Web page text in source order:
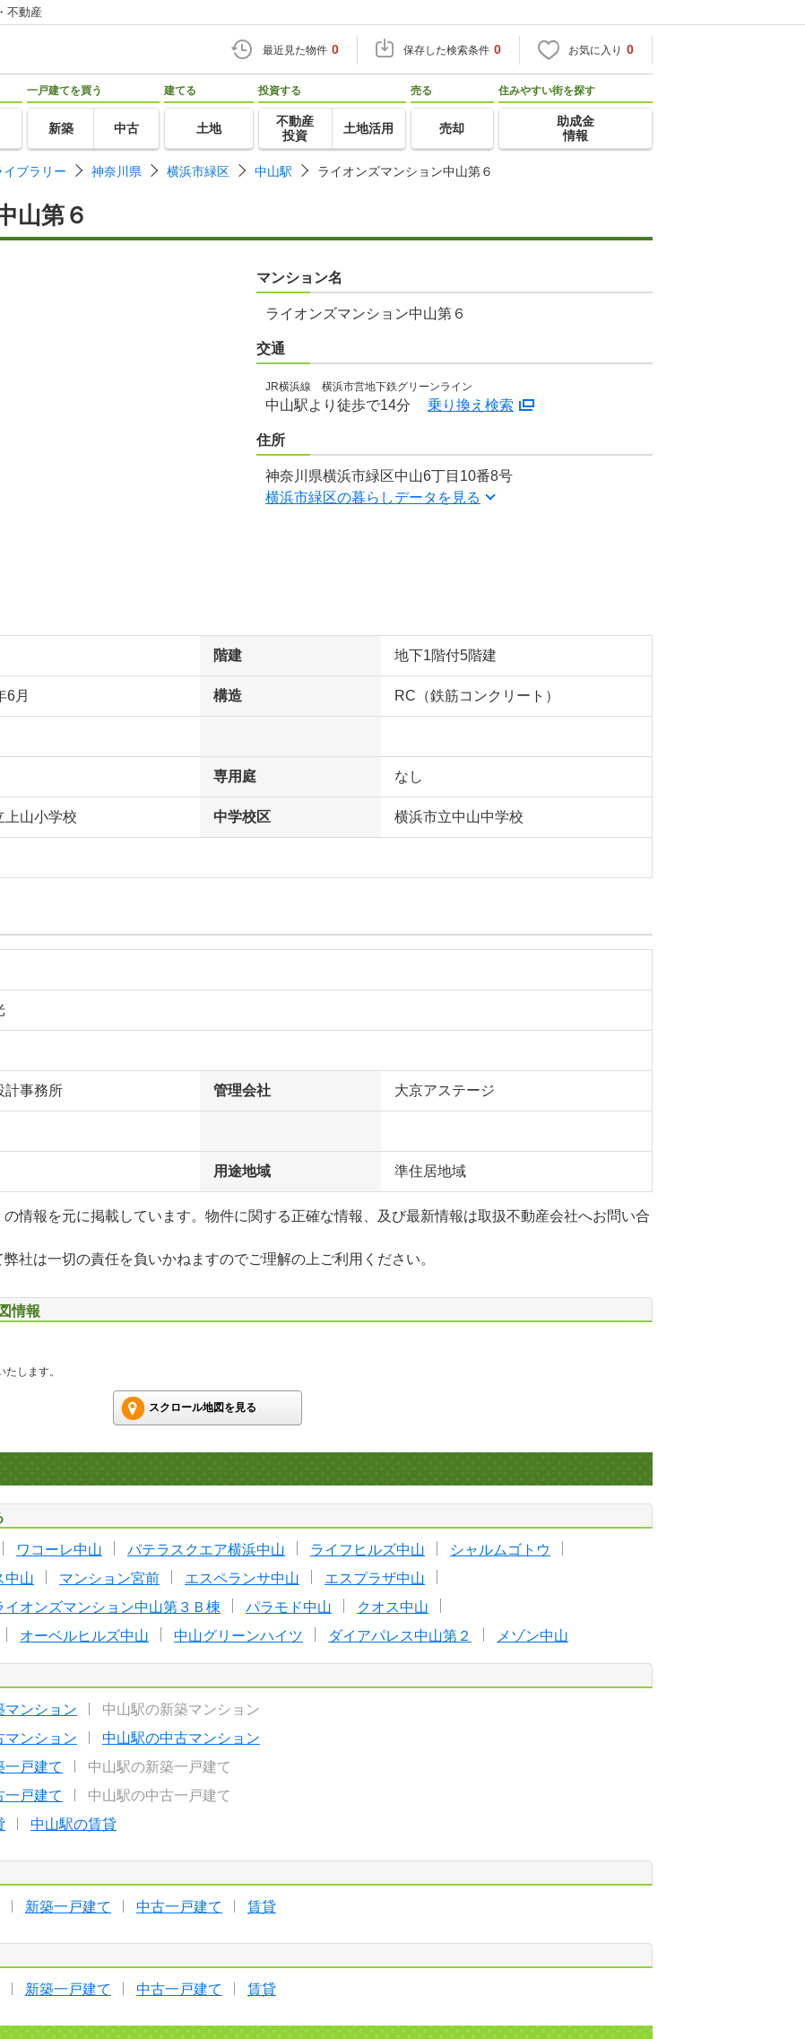
不動産
最近見た物件 0 保存した検索条件 0 お気に入り 0
一戸建てを買う
新築 中古
建てる
土地
投資する
不動産
投資
土地活用
売る
売却
住みやすい街を探す
助成金
情報
ブラリー 神奈川県 横浜市緑区 中山駅 ライオンズマンション中山第６
山第６
マンション名
ライオンズマンション中山第６
交通
JR横浜線 横浜市営地下鉄グリーンライン
中山駅より徒歩で14分 乗り換え検索
住所
神奈川県横浜市緑区中山6丁目10番8号
横浜市緑区の暮らしデータを見る
階建 地下1階付5階建
6月 構造 RC（鉄筋コンクリート）
専用庭 なし
上山小学校 中学校区 横浜市立中山中学校
計事務所 管理会社 大京アステージ
用途地域 準住居地域
の情報を元に掲載しています。物件に関する正確な情報、及び最新情報は取扱不動産会社へお問い合
社は一切の責任を負いかねますのでご理解の上ご利用ください。
情報
します。
スクロール地図を見る
ワコーレ中山 パテラスクエア横浜中山 ライフヒルズ中山
シャルムゴトウ
中山 マンション宮前 エスペランサ中山
エスプラザ中山
イオンズマンション中山第３Ｂ棟 パラモド中山
クオス中山
オーベルヒルズ中山 中山グリーンハイツ ダイアパレス中山第２ メゾン中山
マンション
中山駅の新築マンション
マンション
中山駅の中古マンション
一戸建て
中山駅の新築一戸建て
一戸建て
中山駅の中古一戸建て
中山駅の賃貸
新築一戸建て 中古一戸建て 賃貸
新築一戸建て 中古一戸建て 賃貸